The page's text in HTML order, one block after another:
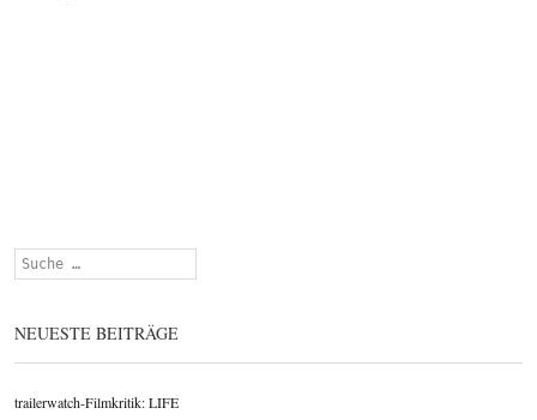
Suchen
NEUESTE BEITRÄGE
trailerwatch-Filmkritik: LIFE